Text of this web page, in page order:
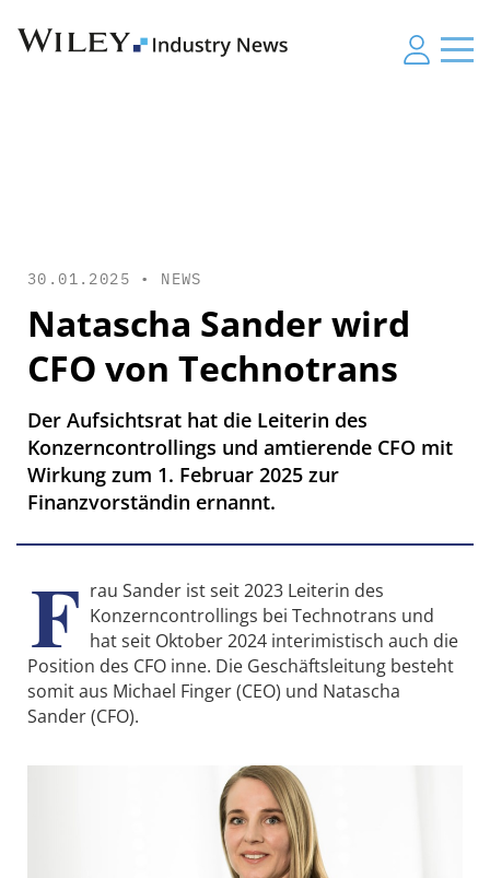
30.01.2025 • NEWS
Natascha Sander wird
CFO von Technotrans
Der Aufsichtsrat hat die Leiterin des
Konzerncontrollings und amtierende CFO mit
Wirkung zum 1. Februar 2025 zur
Finanzvorständin ernannt.
F rau Sander ist seit 2023 Leiterin des
Konzerncontrollings bei Technotrans und
hat seit Oktober 2024 interimistisch auch die
Position des CFO inne. Die Geschäftsleitung besteht
somit aus Michael Finger (CEO) und Natascha
Sander (CFO).